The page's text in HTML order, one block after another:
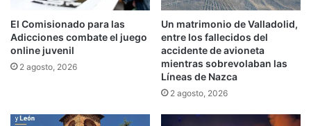
El Comisionado para las
Adicciones combate el juego
online juvenil
2 agosto, 2026
Un matrimonio de Valladolid,
entre los fallecidos del
accidente de avioneta
mientras sobrevolaban las
Líneas de Nazca
2 agosto, 2026